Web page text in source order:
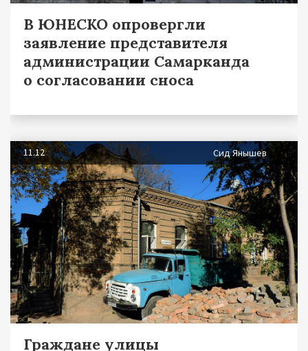
В ЮНЕСКО опровергли
заявление представителя
администрации Самарканда
о согласовании сноса
11.12 Сид Янышев
Граждане улицы